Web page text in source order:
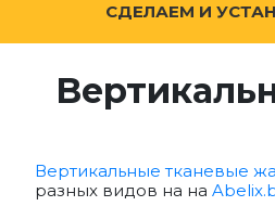
СДЕЛАЕМ И
Вертикальные тканевые
разных видов на на